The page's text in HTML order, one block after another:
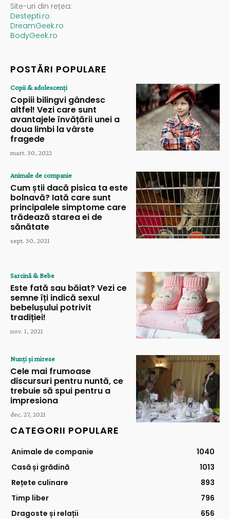
Site-uri din rețea:
Destepti.ro
DreamGeek.ro
BodyGeek.ro
POSTĂRI POPULARE
Copii & adolescenți
Copiii bilingvi gândesc
altfel! Vezi care sunt
avantajele învățării unei a
doua limbi la vârste
fragede
mart. 30, 2022
Animale de companie
Cum știi dacă pisica ta este
bolnavă? Iată care sunt
principalele simptome care
trădează starea ei de
sănătate
sept. 30, 2021
Sarcină & Bebe
Este fată sau băiat? Vezi ce
semne îți indică sexul
bebelușului potrivit
tradiției!
nov. 1, 2021
Nunți și mirese
Cele mai frumoase
discursuri pentru nuntă, ce
trebuie să spui pentru a
impresiona
dec. 27, 2021
CATEGORII POPULARE
Animale de companie
1040
Casă și grădină
1013
Rețete culinare
893
Timp liber
796
Dragoste și relații
656